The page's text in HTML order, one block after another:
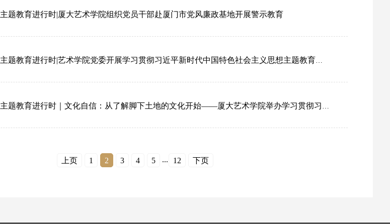
主题教育进行时|厦大艺术学院组织党员干部赴厦门市党风廉政基地开展警示教育
主题教育进行时|艺术学院党委开展学习贯彻习近平新时代中国特色社会主义思想主题教育第三次读书班
主题教育进行时｜文化自信：从了解脚下土地的文化开始——厦大艺术学院举办学习贯彻习近平新时代中国特色社会主义思想主题教育第二次学习班
上页 1 2 3 4 5 ... 12 下页